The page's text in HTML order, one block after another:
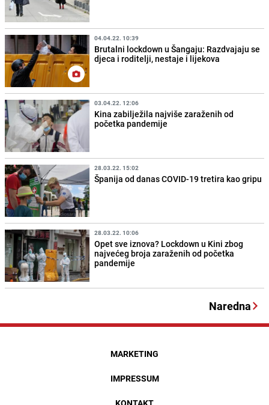
04.04.22. 10:39
Brutalni lockdown u Šangaju: Razdvajaju se
djeca i roditelji, nestaje i lijekova
03.04.22. 12:06
Kina zabilježila najviše zaraženih od
početka pandemije
28.03.22. 15:02
Španija od danas COVID-19 tretira kao gripu
28.03.22. 10:06
Opet sve iznova? Lockdown u Kini zbog
najvećeg broja zaraženih od početka
pandemije
Naredna
MARKETING
IMPRESSUM